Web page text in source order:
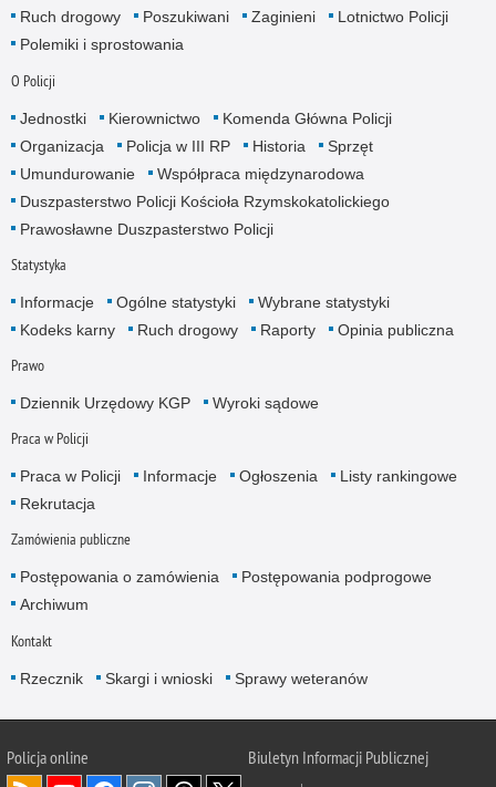
Ruch drogowy
Poszukiwani Zaginieni
Lotnictwo Policji
Polemiki i sprostowania
O Policji
Jednostki Kierownictwo
Komenda Główna Policji
Organizacja
Policja w III RP Historia
Sprzęt
Umundurowanie
Współpraca międzynarodowa
Duszpasterstwo Policji Kościoła Rzymskokatolickiego
Prawosławne Duszpasterstwo Policji
Statystyka
Informacje Ogólne statystyki
Wybrane statystyki
Kodeks karny
Ruch drogowy Raporty Opinia publiczna
Prawo
Dziennik Urzędowy KGP Wyroki sądowe
Praca w Policji
Praca w Policji Informacje Ogłoszenia
Listy rankingowe
Rekrutacja
Zamówienia publiczne
Postępowania o zamówienia
Postępowania podprogowe
Archiwum
Kontakt
Rzecznik Skargi i wnioski Sprawy weteranów
Policjaonline
Biuletyn Informacji Publicznej